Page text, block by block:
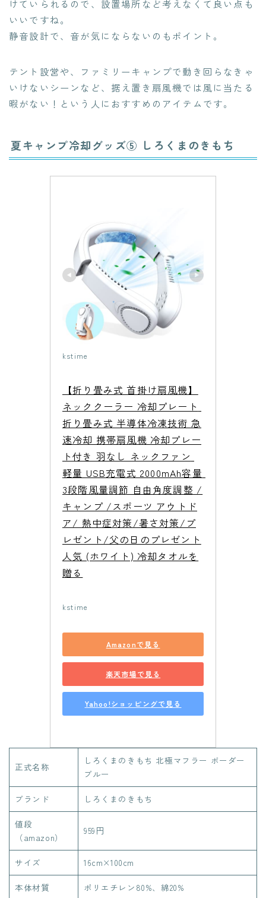
けていられるので、設置場所など考えなくて良い点も
いいですね。
静音設計で、音が気にならないのもポイント。
テント設営や、ファミリーキャンプで動き回らなきゃ
いけないシーンなど、据え置き扇風機では風に当たる
暇がない！という人におすすめのアイテムです。
夏キャンプ冷却グッズ⑤ しろくまのきもち
kstime
【折り畳み式 首掛け扇風機】
ネッククーラー 冷却プレート
折り畳み式 半導体冷凍技術 急
速冷却 携帯扇風機 冷却プレー
ト付き 羽なし ネックファン
軽量 USB充電式 2000mAh容量
3段階風量調節 自由角度調整 /
キャンプ /スポーツ アウトド
ア/ 熱中症対策/暑さ対策/プ
レゼント/父の日のプレゼント
人気 (ホワイト) 冷却タオルを
贈る
kstime
Amazonで見る
楽天市場で見る
Yahoo!ショッピングで見る
正式名称
しろくまのきもち 北極マフラー ボーダー
ブルー
ブランド しろくまのきもち
値段
（amazon）
959円
サイズ 16cm×100cm
本体材質 ポリエチレン80%、綿20%